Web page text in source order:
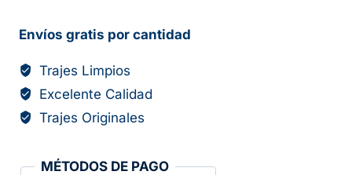
Envíos gratis por cantidad
Trajes Limpios
Excelente Calidad
Trajes Originales
MÉTODOS DE PAGO